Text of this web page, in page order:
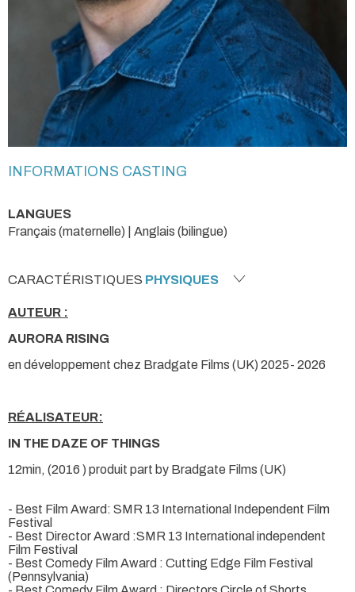
INFORMATIONS CASTING
LANGUES
Français (maternelle) | Anglais (bilingue)
CARACTÉRISTIQUES PHYSIQUES
AUTEUR :
AURORA RISING
en développement chez Bradgate Films (UK) 2025- 2026
RÉALISATEUR:
IN THE DAZE OF THINGS
12min, (2016 ) produit part by Bradgate Films (UK)
- Best Film Award: SMR 13 International Independent Film
Festival
- Best Director Award :SMR 13 International independent
Film Festival
- Best Comedy Film Award : Cutting Edge Film Festival
(Pennsylvania)